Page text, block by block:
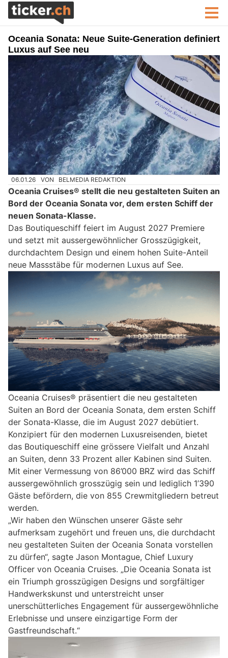
Oceania Sonata: Neue Suite-Generation definiert
Luxus auf See neu
06.01.26 VON BELMEDIA REDAKTION
Oceania Cruises® stellt die neu gestalteten Suiten an
Bord der Oceania Sonata vor, dem ersten Schiff der
neuen Sonata-Klasse.
Das Boutiqueschiff feiert im August 2027 Premiere
und setzt mit aussergewöhnlicher Grosszügigkeit,
durchdachtem Design und einem hohen Suite-Anteil
neue Massstäbe für modernen Luxus auf See.
Oceania Cruises® präsentiert die neu gestalteten
Suiten an Bord der Oceania Sonata, dem ersten Schiff
der Sonata-Klasse, die im August 2027 debütiert.
Konzipiert für den modernen Luxusreisenden, bietet
das Boutiqueschiff eine grössere Vielfalt und Anzahl
an Suiten, denn 33 Prozent aller Kabinen sind Suiten.
Mit einer Vermessung von 86’000 BRZ wird das Schiff
aussergewöhnlich grosszügig sein und lediglich 1’390
Gäste befördern, die von 855 Crewmitgliedern betreut
werden.
„Wir haben den Wünschen unserer Gäste sehr
aufmerksam zugehört und freuen uns, die durchdacht
neu gestalteten Suiten der Oceania Sonata vorstellen
zu dürfen“, sagte Jason Montague, Chief Luxury
Officer von Oceania Cruises. „Die Oceania Sonata ist
ein Triumph grosszügigen Designs und sorgfältiger
Handwerkskunst und unterstreicht unser
unerschütterliches Engagement für aussergewöhnliche
Erlebnisse und unsere einzigartige Form der
Gastfreundschaft.“